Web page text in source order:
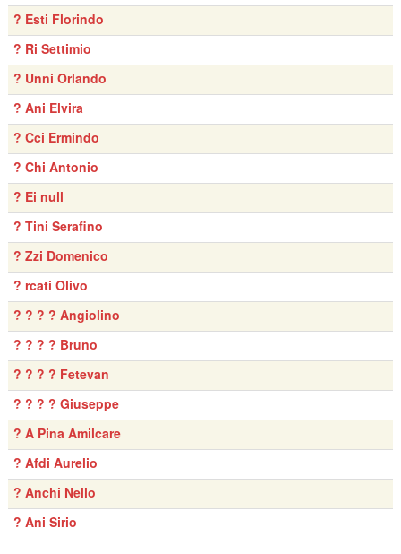
? Esti Florindo
? Ri Settimio
? Unni Orlando
? Ani Elvira
? Cci Ermindo
? Chi Antonio
? Ei null
? Tini Serafino
? Zzi Domenico
? rcati Olivo
? ? ? ? Angiolino
? ? ? ? Bruno
? ? ? ? Fetevan
? ? ? ? Giuseppe
? A Pina Amilcare
? Afdi Aurelio
? Anchi Nello
? Ani Sirio